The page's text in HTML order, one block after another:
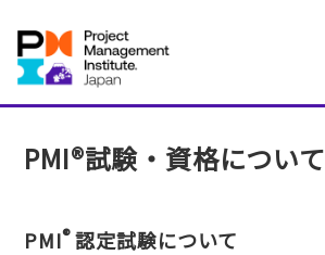
PMI®試験・資格について
PMI®認定試験について